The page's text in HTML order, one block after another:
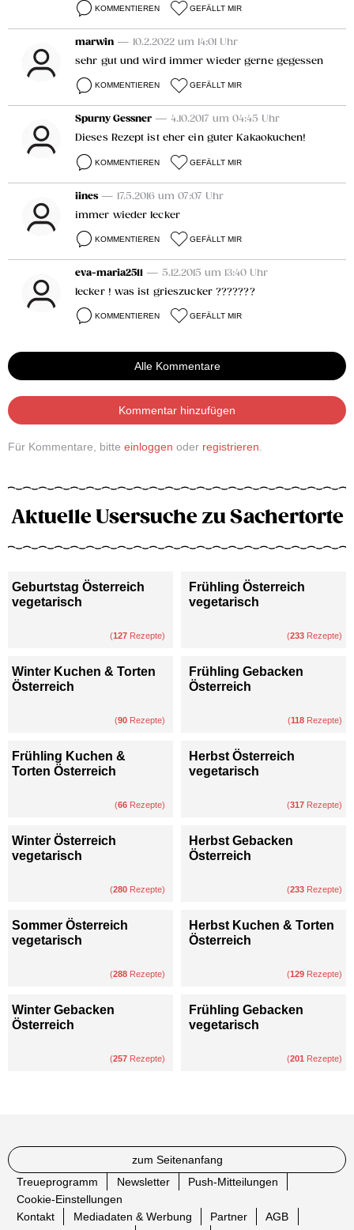
KOMMENTIEREN GEFÄLLT MIR
marwin — 10.2.2022 um 14:01 Uhr
sehr gut und wird immer wieder gerne gegessen
KOMMENTIEREN GEFÄLLT MIR
Spurny Gessner — 4.10.2017 um 04:45 Uhr
Dieses Rezept ist eher ein guter Kakaokuchen!
KOMMENTIEREN GEFÄLLT MIR
iines — 17.5.2016 um 07:07 Uhr
immer wieder lecker
KOMMENTIEREN GEFÄLLT MIR
eva-maria2511 — 5.12.2015 um 13:40 Uhr
lecker ! was ist grieszucker ???????
KOMMENTIEREN GEFÄLLT MIR
Alle Kommentare
Kommentar hinzufügen
Für Kommentare, bitte einloggen oder registrieren
Aktuelle Usersuche zu Sachertorte
Geburtstag Österreich
vegetarisch
(127 Rezepte)
Frühling Österreich
vegetarisch
(233 Rezepte)
Winter Kuchen & Torten
Österreich
(90 Rezepte)
Frühling Gebacken
Österreich
(118 Rezepte)
Frühling Kuchen &
Torten Österreich
(66 Rezepte)
Herbst Österreich
vegetarisch
(317 Rezepte)
Winter Österreich
vegetarisch
(280 Rezepte)
Herbst Gebacken
Österreich
(233 Rezepte)
Sommer Österreich
vegetarisch
(288 Rezepte)
Herbst Kuchen & Torten
Österreich
(129 Rezepte)
Winter Gebacken
Österreich
(257 Rezepte)
Frühling Gebacken
vegetarisch
(201 Rezepte)
zum Seitenanfang
Treueprogramm
Newsletter
Push-Mitteilungen
Cookie-Einstellungen
Kontakt
Mediadaten & Werbung Partner
AGB